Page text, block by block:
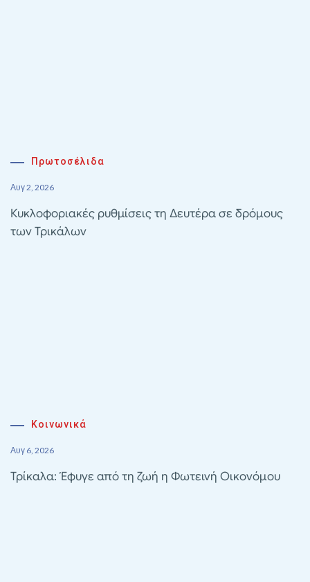
Πρωτοσέλιδα
Αυγ 2, 2026
Κυκλοφοριακές ρυθμίσεις τη Δευτέρα σε δρόμους
των Τρικάλων
Κοινωνικά
Αυγ 6, 2026
Τρίκαλα: Έφυγε από τη ζωή η Φωτεινή Οικονόμου